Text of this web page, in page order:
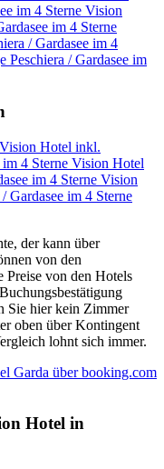
im 4 Sterne Vision
im 4 Sterne
/ Gardasee im 4
Peschiera / Gardasee im
Vision Hotel inkl.
im 4 Sterne Vision Hotel
im 4 Sterne Vision
Gardasee im 4 Sterne
der kann über
von den
Preise von den Hotels
Sie hier kein Zimmer
oben über Kontingent
lohnt sich immer.
Garda über booking.com
Hotel in